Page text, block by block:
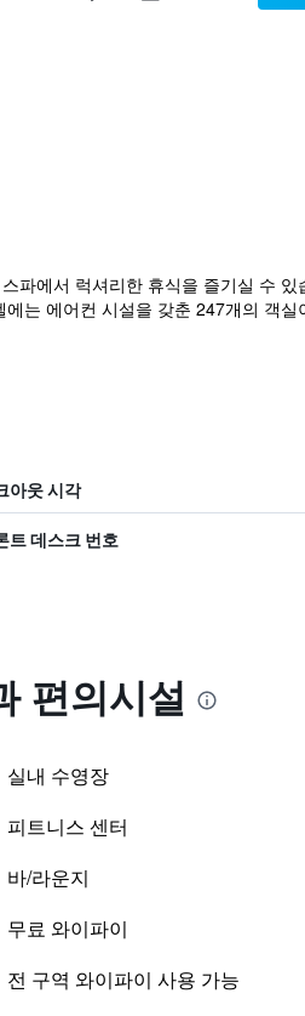
파에서 럭셔리한 휴식을 즐기실 수
는 에어컨 시설을 갖춘 247개의 객
아웃 시각
트 데스크 번호
편의시설
실내 수영장
피트니스 센터
바/라운지
무료 와이파이
전 구역 와이파이 사용 가능